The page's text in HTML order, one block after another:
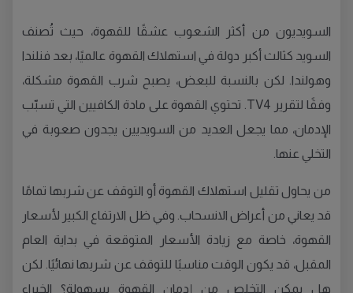
السويديون من أكثر الشعوب عشقًا للقهوة، حيث تُصنف
السويد كثالث أكبر دولة في استهلاك القهوة عالميًا، بعد فنلندا
وهولندا. لكن بالنسبة للبعض، يصبح شرب القهوة مشكلة،
وفقًا لتقرير TV4. تحتوي القهوة على مادة الكافيين التي تسبّب
الإدمان، مما يجعل العديد من السويديين يجدون صعوبة في
التخلي عنها.
من يحاول تقليل استهلاك القهوة أو التوقف عن شربها تمامًا
قد يعاني من أعراض الانسحاب. وفي ظل الارتفاع الكبير لأسعار
القهوة، خاصة مع زيادة الأسعار المتوقعة في بداية العام
المقبل، قد يكون الوقت مناسبًا للتوقف عن شربها نهائيًا. لكن
هل يمكن التخلص من إدمان القهوة بسهولة؟ الخبراء